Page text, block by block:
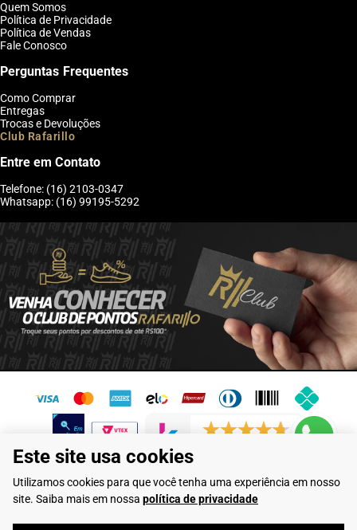
Este site usa cookies
Utilizamos cookies para que você tenha uma experiência em nosso
site. Saiba mais em nossa política de privacidade
Quem Somos
Política de Privacidade
Política de Vendas
Fale Conosco
Perguntas Frequentes
Como Comprar
Entregas
Trocas e Devoluções
Club Rafarillo
Entre em Contato
Telefone: (16) 2103-0347
Whatsapp: (16) 99195-5292
Flamarian Comércio de Calçados LTDA - CNPJ: 10.913.950/0001-60 -
Rua Evangelista de Lima, 710 - Franca/SP
Coronel Tamarindo, 2435 - Franca/SP